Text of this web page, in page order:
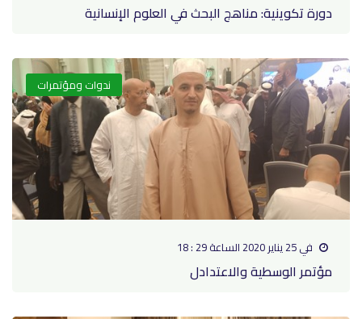
دورة تكوينية: مناهج البحث في العلوم الإنسانية
ندوات ومؤتمرات
في 25 يناير 2020 الساعة 29 : 18
مؤتمر الوسطية والاعتدادل